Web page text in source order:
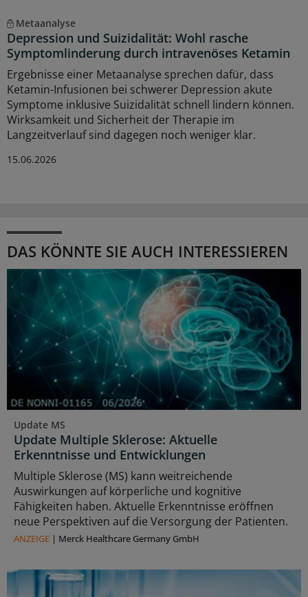
Metaanalyse
Depression und Suizidalität: Wohl rasche
Symptomlinderung durch intravenöses Ketamin
Ergebnisse einer Metaanalyse sprechen dafür, dass
Ketamin-Infusionen bei schwerer Depression akute
Symptome inklusive Suizidalität schnell lindern können.
Wirksamkeit und Sicherheit der Therapie im
Langzeitverlauf sind dagegen noch weniger klar.
15.06.2026
DAS KÖNNTE SIE AUCH INTERESSIEREN
Update MS
Update Multiple Sklerose: Aktuelle
Erkenntnisse und Entwicklungen
Multiple Sklerose (MS) kann weitreichende
Auswirkungen auf körperliche und kognitive
Fähigkeiten haben. Aktuelle Erkenntnisse eröffnen
neue Perspektiven auf die Versorgung der Patienten.
ANZEIGE | Merck Healthcare Germany GmbH